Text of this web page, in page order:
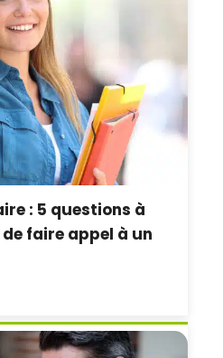
: 5 questions à
faire appel à un